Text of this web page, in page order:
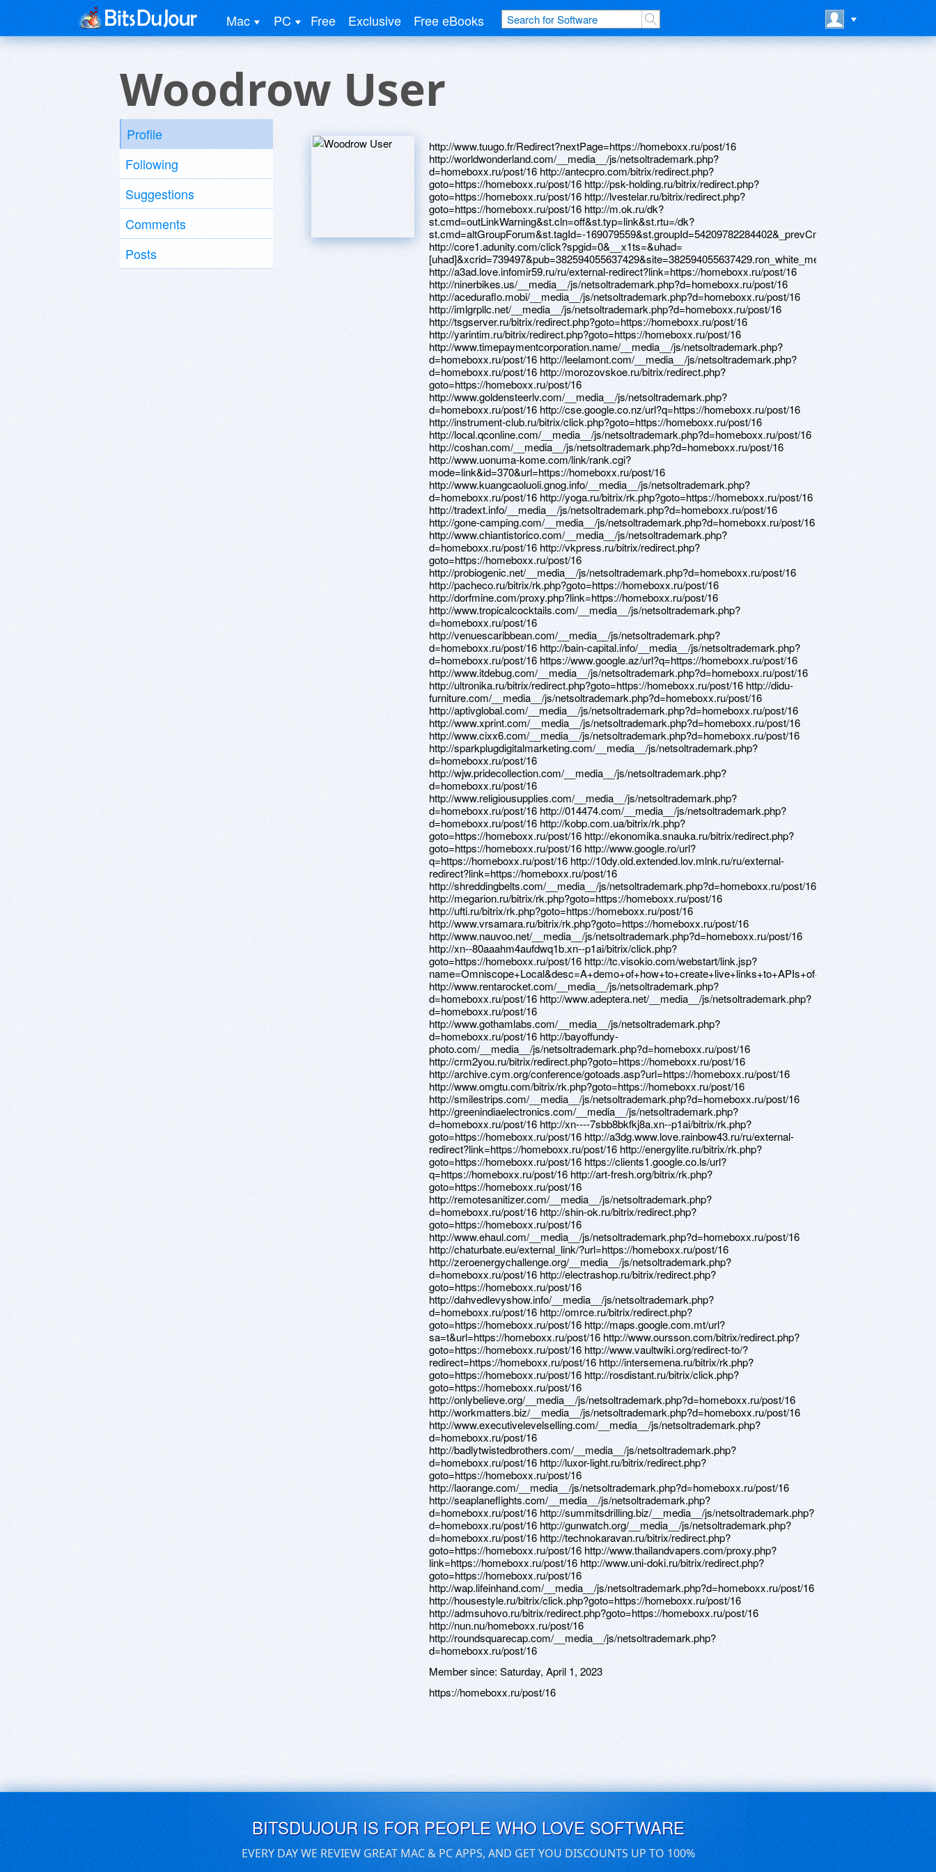
Mac PC Free Exclusive Free eBooks
Woodrow User
Profile
Following
Suggestions
Comments
Posts
http://www.tuugo.fr/Redirect?nextPage=https://homeboxx.ru/post/16
http://worldwonderland.com/__media__/js/netsoltrademark.php?
d=homeboxx.ru/post/16 http://antecpro.com/bitrix/redirect.php?
goto=https://homeboxx.ru/post/16 http://psk-holding.ru/bitrix/redirect.php?
goto=https://homeboxx.ru/post/16 http://lvestelar.ru/bitrix/redirect.php?
goto=https://homeboxx.ru/post/16 http://m.ok.ru/dk?
st.cmd=outLinkWarning&st.cln=off&st.typ=link&st.rtu=/dk?
st.cmd=altGroupForum&st.tagId=-
http://core1.adunity.com/click?spgid=0&__x1ts=&uhad=
http://a3ad.love.infomir59.ru/ru/external-redirect?link=https://homeboxx.ru/post/16
http://ninerbikes.us/__media__/js/netsoltrademark.php?d=homeboxx.ru/post/16
http://aceduraflo.mobi/__media__/js/netsoltrademark.php?d=homeboxx.ru/post/16
http://imlgrpllc.net/__media__/js/netsoltrademark.php?d=homeboxx.ru/post/16
http://tsgserver.ru/bitrix/redirect.php?goto=https://homeboxx.ru/post/16
http://yarintim.ru/bitrix/redirect.php?goto=https://homeboxx.ru/post/16
http://www.timepaymentcorporation.name/__media__/js/netsoltrademark.php?
d=homeboxx.ru/post/16 http://leelamont.com/__media__/js/netsoltrademark.php?
d=homeboxx.ru/post/16 http://morozovskoe.ru/bitrix/redirect.php?
goto=https://homeboxx.ru/post/16
http://www.goldensteerlv.com/__media__/js/netsoltrademark.php?
d=homeboxx.ru/post/16 http://cse.google.co.nz/url?q=https://homeboxx.ru/post/16
http://instrument-club.ru/bitrix/click.php?goto=https://homeboxx.ru/post/16
http://local.qconline.com/__media__/js/netsoltrademark.php?d=homeboxx.ru/post/16
http://coshan.com/__media__/js/netsoltrademark.php?d=homeboxx.ru/post/16
http://www.uonuma-kome.com/link/rank.cgi?
mode=link&id=370&url=https://homeboxx.ru/post/16
http://www.kuangcaoluoli.gnog.info/__media__/js/netsoltrademark.php?
d=homeboxx.ru/post/16 http://yoga.ru/bitrix/rk.php?goto=https://homeboxx.ru/post/16
http://tradext.info/__media__/js/netsoltrademark.php?d=homeboxx.ru/post/16
http://gone-camping.com/__media__/js/netsoltrademark.php?d=homeboxx.ru/post/16
http://www.chiantistorico.com/__media__/js/netsoltrademark.php?
d=homeboxx.ru/post/16 http://vkpress.ru/bitrix/redirect.php?
goto=https://homeboxx.ru/post/16
http://probiogenic.net/__media__/js/netsoltrademark.php?d=homeboxx.ru/post/16
http://pacheco.ru/bitrix/rk.php?goto=https://homeboxx.ru/post/16
http://dorfmine.com/proxy.php?link=https://homeboxx.ru/post/16
http://www.tropicalcocktails.com/__media__/js/netsoltrademark.php?
d=homeboxx.ru/post/16
http://venuescaribbean.com/__media__/js/netsoltrademark.php?
d=homeboxx.ru/post/16 http://bain-capital.info/__media__/js/netsoltrademark.php?
d=homeboxx.ru/post/16 https://www.google.az/url?q=https://homeboxx.ru/post/16
http://www.itdebug.com/__media__/js/netsoltrademark.php?d=homeboxx.ru/post/16
http://ultronika.ru/bitrix/redirect.php?goto=https://homeboxx.ru/post/16 http://didu-
furniture.com/__media__/js/netsoltrademark.php?d=homeboxx.ru/post/16
http://aptivglobal.com/__media__/js/netsoltrademark.php?d=homeboxx.ru/post/16
http://www.xprint.com/__media__/js/netsoltrademark.php?d=homeboxx.ru/post/16
http://www.cixx6.com/__media__/js/netsoltrademark.php?d=homeboxx.ru/post/16
http://sparkplugdigitalmarketing.com/__media__/js/netsoltrademark.php?
d=homeboxx.ru/post/16
http://wjw.pridecollection.com/__media__/js/netsoltrademark.php?
d=homeboxx.ru/post/16
http://www.religiousupplies.com/__media__/js/netsoltrademark.php?
d=homeboxx.ru/post/16 http://014474.com/__media__/js/netsoltrademark.php?
d=homeboxx.ru/post/16 http://kobp.com.ua/bitrix/rk.php?
goto=https://homeboxx.ru/post/16 http://ekonomika.snauka.ru/bitrix/redirect.php?
goto=https://homeboxx.ru/post/16 http://www.google.ro/url?
q=https://homeboxx.ru/post/16 http://10dy.old.extended.lov.mlnk.ru/ru/external-
redirect?link=https://homeboxx.ru/post/16
http://shreddingbelts.com/__media__/js/netsoltrademark.php?d=homeboxx.ru/post/16
http://megarion.ru/bitrix/rk.php?goto=https://homeboxx.ru/post/16
http://ufti.ru/bitrix/rk.php?goto=https://homeboxx.ru/post/16
http://www.vrsamara.ru/bitrix/rk.php?goto=https://homeboxx.ru/post/16
http://www.nauvoo.net/__media__/js/netsoltrademark.php?d=homeboxx.ru/post/16
http://xn--80aaahm4aufdwq1b.xn--p1ai/bitrix/click.php?
goto=https://homeboxx.ru/post/16 http://tc.visokio.com/webstart/link.jsp?
http://www.rentarocket.com/__media__/js/netsoltrademark.php?
d=homeboxx.ru/post/16 http://www.adeptera.net/__media__/js/netsoltrademark.php?
d=homeboxx.ru/post/16
http://www.gothamlabs.com/__media__/js/netsoltrademark.php?
d=homeboxx.ru/post/16 http://bayoffundy-
photo.com/__media__/js/netsoltrademark.php?d=homeboxx.ru/post/16
http://crm2you.ru/bitrix/redirect.php?goto=https://homeboxx.ru/post/16
http://archive.cym.org/conference/gotoads.asp?url=https://homeboxx.ru/post/16
http://www.omgtu.com/bitrix/rk.php?goto=https://homeboxx.ru/post/16
http://smilestrips.com/__media__/js/netsoltrademark.php?d=homeboxx.ru/post/16
http://greenindiaelectronics.com/__media__/js/netsoltrademark.php?
d=homeboxx.ru/post/16 http://xn----7sbb8bkfkj8a.xn--p1ai/bitrix/rk.php?
goto=https://homeboxx.ru/post/16 http://a3dg.www.love.rainbow43.ru/ru/external-
redirect?link=https://homeboxx.ru/post/16 http://energylite.ru/bitrix/rk.php?
goto=https://homeboxx.ru/post/16 https://clients1.google.co.ls/url?
q=https://homeboxx.ru/post/16 http://art-fresh.org/bitrix/rk.php?
goto=https://homeboxx.ru/post/16
http://remotesanitizer.com/__media__/js/netsoltrademark.php?
d=homeboxx.ru/post/16 http://shin-ok.ru/bitrix/redirect.php?
goto=https://homeboxx.ru/post/16
http://www.ehaul.com/__media__/js/netsoltrademark.php?d=homeboxx.ru/post/16
http://chaturbate.eu/external_link/?url=https://homeboxx.ru/post/16
http://zeroenergychallenge.org/__media__/js/netsoltrademark.php?
d=homeboxx.ru/post/16 http://electrashop.ru/bitrix/redirect.php?
goto=https://homeboxx.ru/post/16
http://dahvedlevyshow.info/__media__/js/netsoltrademark.php?
d=homeboxx.ru/post/16 http://omrce.ru/bitrix/redirect.php?
goto=https://homeboxx.ru/post/16 http://maps.google.com.mt/url?
sa=t&url=https://homeboxx.ru/post/16 http://www.oursson.com/bitrix/redirect.php?
goto=https://homeboxx.ru/post/16 http://www.vaultwiki.org/redirect-to/?
redirect=https://homeboxx.ru/post/16 http://intersemena.ru/bitrix/rk.php?
goto=https://homeboxx.ru/post/16 http://rosdistant.ru/bitrix/click.php?
goto=https://homeboxx.ru/post/16
http://onlybelieve.org/__media__/js/netsoltrademark.php?d=homeboxx.ru/post/16
http://workmatters.biz/__media__/js/netsoltrademark.php?d=homeboxx.ru/post/16
http://www.executivelevelselling.com/__media__/js/netsoltrademark.php?
d=homeboxx.ru/post/16
http://badlytwistedbrothers.com/__media__/js/netsoltrademark.php?
d=homeboxx.ru/post/16 http://luxor-light.ru/bitrix/redirect.php?
goto=https://homeboxx.ru/post/16
http://laorange.com/__media__/js/netsoltrademark.php?d=homeboxx.ru/post/16
http://seaplaneflights.com/__media__/js/netsoltrademark.php?
d=homeboxx.ru/post/16 http://summitsdrilling.biz/__media__/js/netsoltrademark.php?
d=homeboxx.ru/post/16 http://gunwatch.org/__media__/js/netsoltrademark.php?
d=homeboxx.ru/post/16 http://technokaravan.ru/bitrix/redirect.php?
goto=https://homeboxx.ru/post/16 http://www.thailandvapers.com/proxy.php?
link=https://homeboxx.ru/post/16 http://www.uni-doki.ru/bitrix/redirect.php?
goto=https://homeboxx.ru/post/16
http://wap.lifeinhand.com/__media__/js/netsoltrademark.php?d=homeboxx.ru/post/16
http://housestyle.ru/bitrix/click.php?goto=https://homeboxx.ru/post/16
http://admsuhovo.ru/bitrix/redirect.php?goto=https://homeboxx.ru/post/16
http://nun.nu/homeboxx.ru/post/16
http://roundsquarecap.com/__media__/js/netsoltrademark.php?
d=homeboxx.ru/post/16
Member since: Saturday, April 1, 2023
https://homeboxx.ru/post/16
BITSDUJOUR IS FOR PEOPLE WHO LOVE SOFTWARE
EVERY DAY WE REVIEW GREAT MAC & PC APPS, AND GET YOU DISCOUNTS UP TO 100%